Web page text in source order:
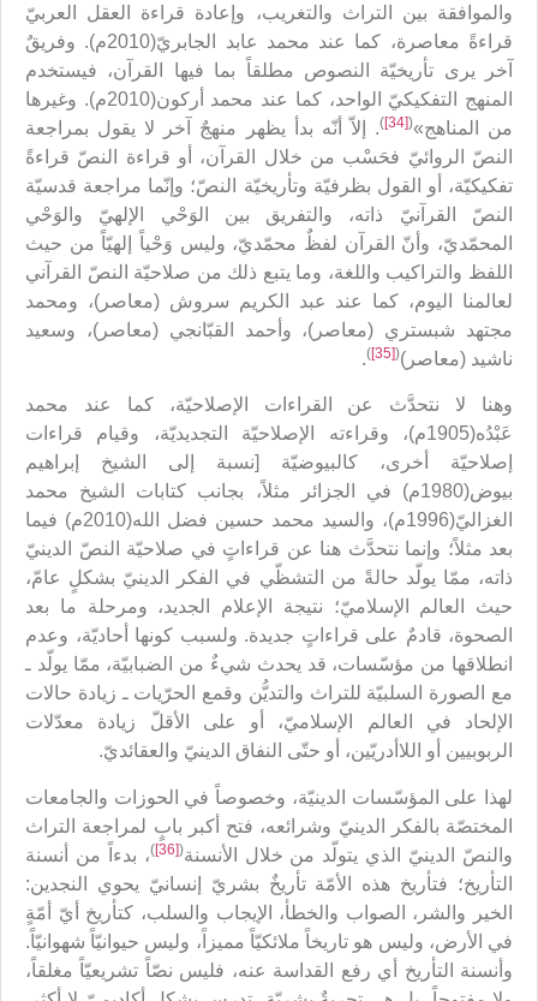
والموافقة بين التراث والتغريب، وإعادة قراءة العقل العربيّ
قراءةً معاصرة، كما عند محمد عابد الجابريّ(2010م). وفريقٌ
آخر يرى تأريخيّة النصوص مطلقاً بما فيها القرآن، فيستخدم
المنهج التفكيكيّ الواحد، كما عند محمد أركون(2010م). وغيرها
من المناهج»(
[34]
). إلاّ أنّه بدأ يظهر منهجٌ آخر لا يقول بمراجعة
النصّ الروائيّ فحَسْب من خلال القرآن، أو قراءة النصّ قراءةً
تفكيكيّة، أو القول بظرفيّة وتأريخيّة النصّ؛ وإنّما مراجعة قدسيّة
النصّ القرآنيّ ذاته، والتفريق بين الوَحْي الإلهيّ والوَحْي
المحمّديّ، وأنّ القرآن لفظٌ محمّديّ، وليس وَحْياً إلهيّاً من حيث
اللفظ والتراكيب واللغة، وما يتبع ذلك من صلاحيّة النصّ القرآني
لعالمنا اليوم، كما عند عبد الكريم سروش (معاصر)، ومحمد
مجتهد شبستري (معاصر)، وأحمد القبّانجي (معاصر)، وسعيد
ناشيد (معاصر)(
[35]
)
.
وهنا لا نتحدَّث عن القراءات الإصلاحيّة، كما عند محمد
عَبْدُه(1905م)، وقراءته الإصلاحيّة التجديديّة، وقيام قراءات
إصلاحيّة أخرى، كالبيوضيّة [نسبة إلى الشيخ إبراهيم
بيوض(1980م) في الجزائر مثلاً، بجانب كتابات الشيخ محمد
الغزاليّ(1996م)، والسيد محمد حسين فضل الله(2010م) فيما
بعد مثلاً؛ وإنما نتحدَّث هنا عن قراءاتٍ في صلاحيّة النصّ الدينيّ
ذاته، ممّا يولّد حالةً من التشظّي في الفكر الدينيّ بشكلٍ عامّ،
حيث العالم الإسلاميّ؛ نتيجة الإعلام الجديد، ومرحلة ما بعد
الصحوة، قادمٌ على قراءاتٍ جديدة. ولسبب كونها أحاديّة، وعدم
انطلاقها من مؤسّسات، قد يحدث شيءٌ من الضبابيّة، ممّا يولّد ـ
مع الصورة السلبيّة للتراث والتديُّن وقمع الحرّيات ـ زيادة حالات
الإلحاد في العالم الإسلاميّ، أو على الأقلّ زيادة معدّلات
الربوبيين أو اللاأدريّين، أو حتّى النفاق الدينيّ والعقائديّ.
لهذا على المؤسّسات الدينيّة، وخصوصاً في الحوزات والجامعات
المختصّة بالفكر الدينيّ وشرائعه، فتح أكبر بابٍ لمراجعة التراث
والنصّ الدينيّ الذي يتولّد من خلال الأنسنة(
[36]
)، بدءاً من أنسنة
التأريخ؛ فتأريخ هذه الأمّة تأريخٌ بشريّ إنسانيّ يحوي النجدين:
الخير والشر، الصواب والخطأ، الإيجاب والسلب، كتأريخ أيّ أمّةٍ
في الأرض، وليس هو تاريخاً ملائكيّاً مميزاً، وليس حيوانيّاً شهوانيّاً.
وأنسنة التأريخ أي رفع القداسة عنه، فليس نصّاً تشريعيّاً مغلقاً،